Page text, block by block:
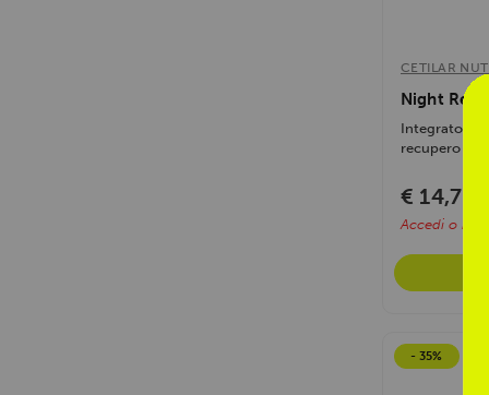
CETILAR
Night
Integratore
recupero
€ 14,70
Accedi o
- 35%